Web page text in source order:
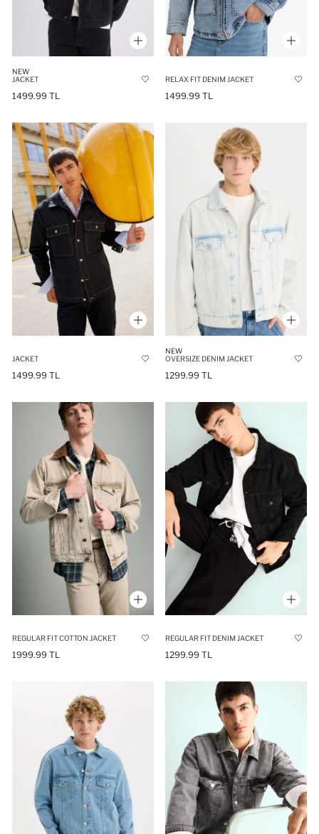
NEW
JACKET
1499.99 TL
RELAX FIT DENIM JACKET
1499.99 TL
JACKET
1499.99 TL
NEW
OVERSIZE DENIM JACKET
1299.99 TL
REGULAR FIT COTTON JACKET
1999.99 TL
REGULAR FIT DENIM JACKET
1299.99 TL